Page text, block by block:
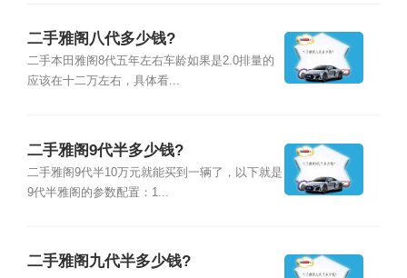
二手雅阁八代多少钱?
二手本田雅阁8代五年左右车龄如果是2.0排量的
应该在十二万左右，具体看...
二手雅阁9代半多少钱?
二手雅阁9代半10万元就能买到一辆了，以下就是
9代半雅阁的参数配置：1...
二手雅阁九代半多少钱?